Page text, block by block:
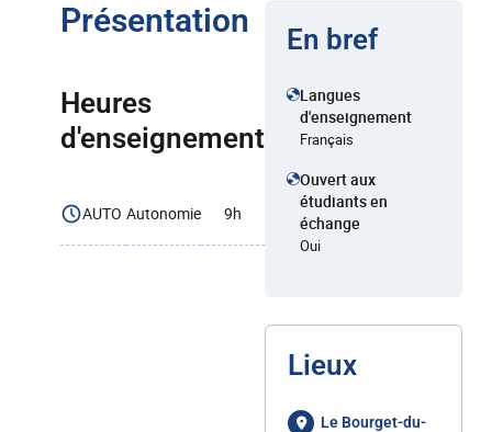
Présentation
Heures
d'enseignement
AUTO Autonomie 9h
En bref
Langues
d'enseignement
Français
Ouvert aux
étudiants en
échange
Oui
Lieux
Le Bourget-du-